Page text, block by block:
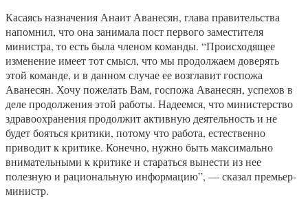
Касаясь назначения Анаит Аванесян, глава правительства
напомнил, что она занимала пост первого заместителя
министра, то есть была членом команды. “Происходящее
изменение имеет тот смысл, что мы продолжаем доверять
этой команде, и в данном случае ее возглавит госпожа
Аванесян. Хочу пожелать Вам, госпожа Аванесян, успехов в
деле продолжения этой работы. Надеемся, что министерство
здравоохранения продолжит активную деятельность и не
будет бояться критики, потому что работа, естественно
приводит к критике. Конечно, нужно быть максимально
внимательными к критике и стараться вынести из нее
полезную и рациональную информацию”, — сказал премьер-
министр.